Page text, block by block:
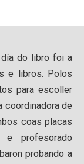
do libro foi a
e libros. Polos
para escoller
coordinadora de
coas placas
e profesorado
probando a